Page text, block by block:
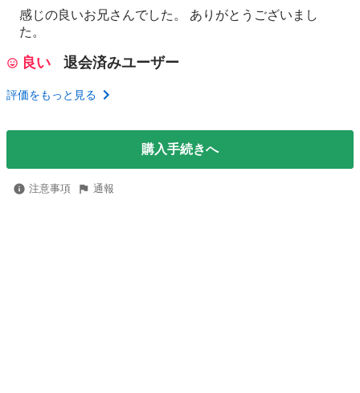
感じの良いお兄さんでした。 ありがとうございまし
た。
良い 退会済みユーザー
評価をもっと見る
購入手続きへ
注意事項 通報